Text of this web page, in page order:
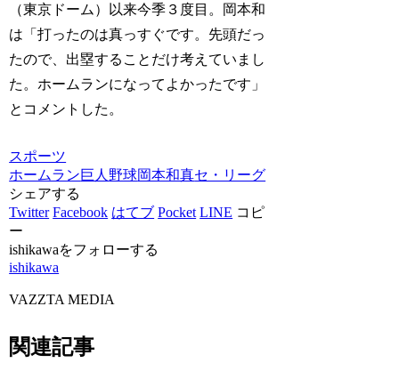
（東京ドーム）以来今季３度目。岡本和
は「打ったのは真っすぐです。先頭だっ
たので、出塁することだけ考えていまし
た。ホームランになってよかったです」
とコメントした。
スポーツ
ホームラン巨人 野球岡本和真セ・リーグ
シェアする
Twitter Facebook はてブ Pocket LINE コピ
ー
ishikawaをフォローする
ishikawa
VAZZTA MEDIA
関連記事